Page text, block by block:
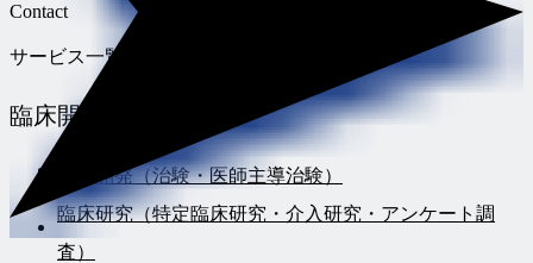
Contact
サービス一覧
臨床開発支援 サービス
臨床開発（治験・医師主導治験）
臨床研究（特定臨床研究・介入研究・アンケート調
査）